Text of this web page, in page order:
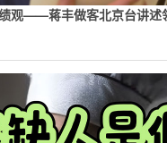
观——蒋丰做客北京台讲述